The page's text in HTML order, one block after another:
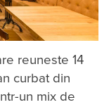
reuneste 14
curbat din
un mix de